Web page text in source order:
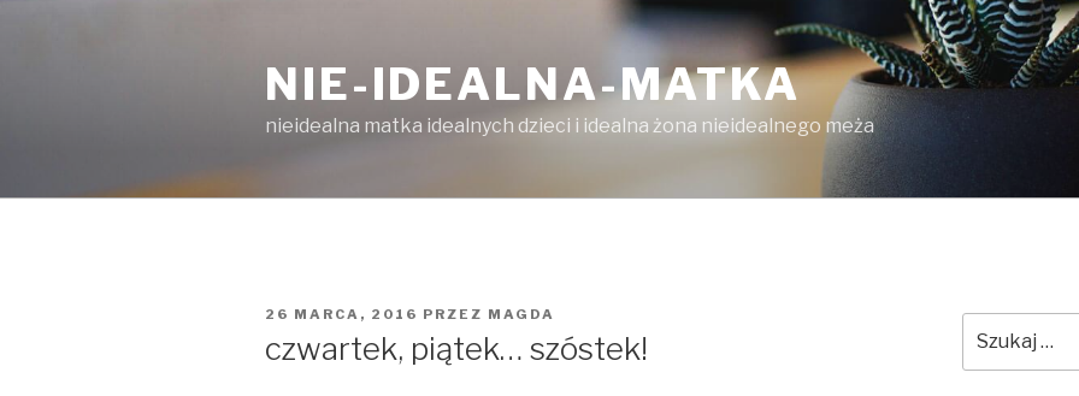
NIE-IDEALNA-MATKA
nieidealna matka idealnych dzieci i idealna żona nieidealnego meża
OPUBLIKOWANE
26 MARCA, 2016 PRZEZ MAGDA
czwartek, piątek… szóstek!